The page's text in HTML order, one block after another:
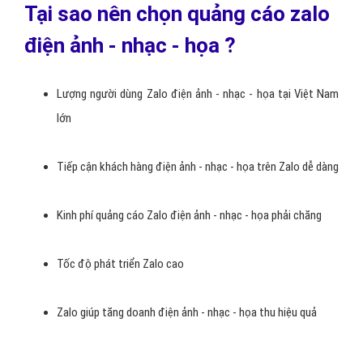
Tại sao nên chọn quảng cáo zalo
điện ảnh - nhạc - họa ?
Lượng người dùng Zalo điện ảnh - nhạc - họa tại Việt Nam
lớn
Tiếp cận khách hàng điện ảnh - nhạc - họa trên Zalo dễ dàng
Kinh phí quảng cáo Zalo điện ảnh - nhạc - họa phải chăng
Tốc độ phát triển Zalo cao
Zalo giúp tăng doanh điện ảnh - nhạc - họa thu hiệu quả